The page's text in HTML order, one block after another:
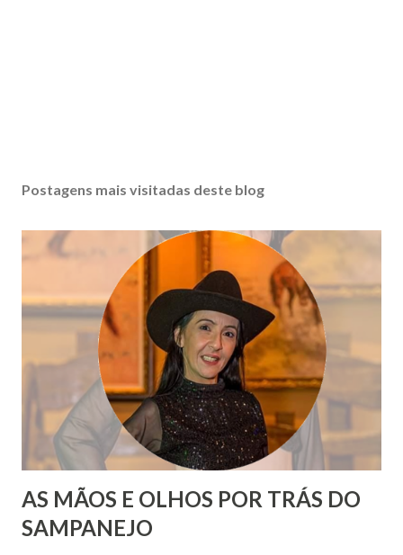
Postagens mais visitadas deste blog
AS MÃOS E OLHOS POR TRÁS DO
SAMPANEJO